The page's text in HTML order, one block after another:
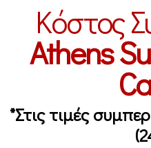
Κόστος
Athens
*Στις τιμές